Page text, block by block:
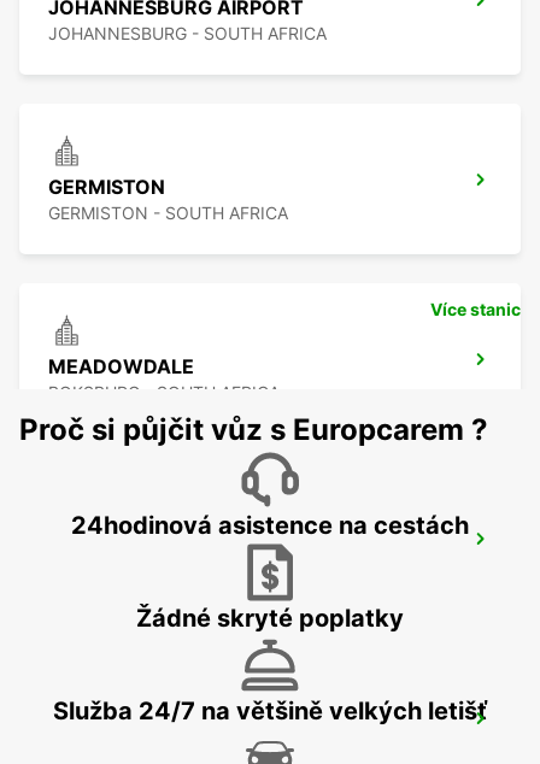
JOHANNESBURG AIRPORT
JOHANNESBURG - SOUTH AFRICA
GERMISTON
GERMISTON - SOUTH AFRICA
MEADOWDALE
BOKSBURG - SOUTH AFRICA
EDENVALE - SOUTH AFRICA
KRAMERVILLE
JOHANNESBURG - SOUTH AFRICA
Více stanic
Proč si půjčit vůz s Europcarem ?
24hodinová asistence na cestách
Žádné skryté poplatky
Služba 24/7 na většině velkých letišť